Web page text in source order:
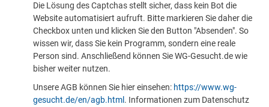
Die Lösung des Captchas stellt sicher, dass kein Bot die
Website automatisiert aufruft. Bitte markieren Sie daher die
Checkbox unten und klicken Sie den Button "Absenden". So
wissen wir, dass Sie kein Programm, sondern eine reale
Person sind. Anschließend können Sie WG-Gesucht.de wie
bisher weiter nutzen.
Unsere AGB können Sie hier einsehen: https://www.wg-
gesucht.de/en/agb.html . Informationen zum Datenschutz